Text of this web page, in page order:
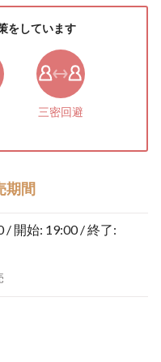
をしています
三密回避
期間
/ 開始: 19:00 / 終了: